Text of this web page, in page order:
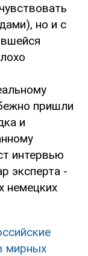
но и с
пришли
и
интервью
эксперта -
немецких
мирных